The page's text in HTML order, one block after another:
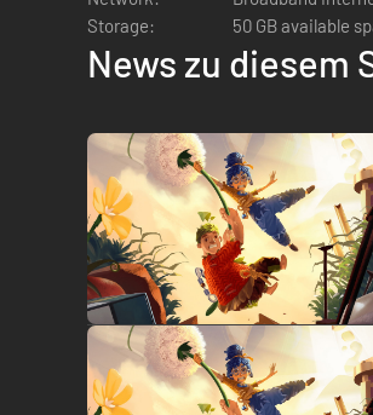
Hazelight ist ein preisgekröntes,
preisgekrönten Spiels Brothers: A
ÜBER EA ORIGINALS
EA Originals beleuchtet einige der
höchst kreativen Spielemachern,
Storage:
50 GB available
News zu diesem